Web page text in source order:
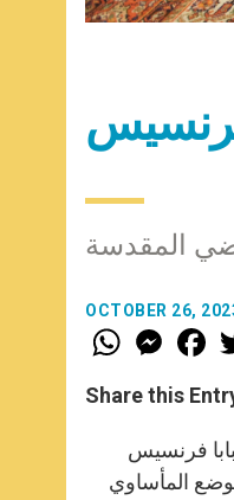
فرنسيس
المقدسة
OCTOBER 26,
W
h
t
s
p
M
e
s
e
g
e
r
F
a
e
b
o
k
Share this
جرت بين البابا فرنسيس
المأساوي